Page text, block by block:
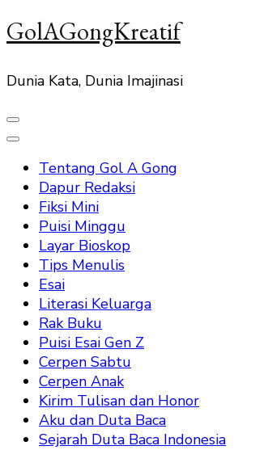
GolAGongKreatif
Dunia Kata, Dunia Imajinasi
Tentang Gol A Gong
Dapur Redaksi
Fiksi Mini
Puisi Minggu
Layar Bioskop
Tips Menulis
Esai
Literasi Keluarga
Rak Buku
Puisi Esai Gen Z
Cerpen Sabtu
Cerpen Anak
Kirim Tulisan dan Honor
Aku dan Duta Baca
Sejarah Duta Baca Indonesia